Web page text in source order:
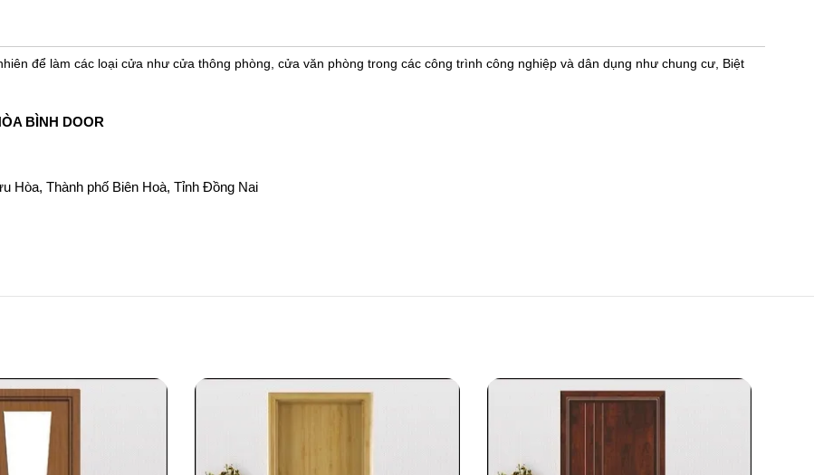
để làm các loại cửa như cửa thông phòng, cửa văn phòng trong các công trình công nghiệp và dân dụng như chung cư, Biệt
BÌNH DOOR
Hòa, Thành phố Biên Hoà, Tỉnh Đồng Nai